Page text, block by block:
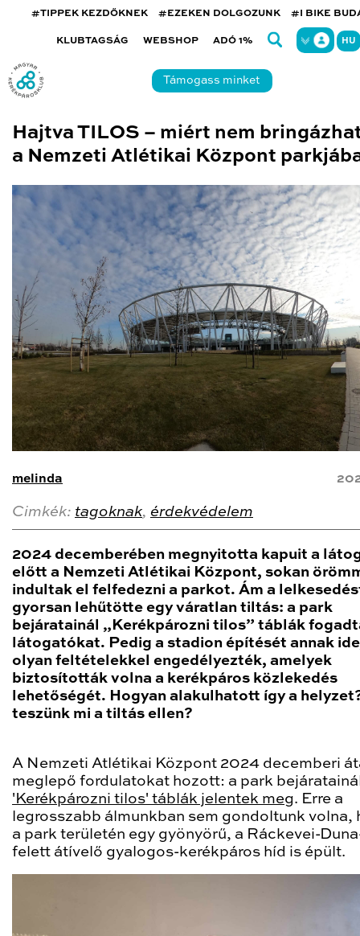
#TIPPEK KEZDŐKNEK #EZEKEN DOLGOZUNK #I BIKE
KLUBTAGSÁG WEBSHOP ADÓ 1% HU
Támogass minket
Hajtva TILOS – miért nem
a Nemzeti Atlétikai Központ
melinda
Cimkék: tagoknak, érdekvédelem
2024 decemberében megnyitotta kapuit a
előtt a Nemzeti Atlétikai Központ, sokan
indultak el felfedezni a parkot. Ám a
gyorsan lehűtötte egy váratlan tiltás: a park
bejáratainál „Kerékpározni tilos” táblák
látogatókat. Pedig a stadion építését annak
olyan feltételekkel engedélyezték, amelyek
biztosították volna a kerékpáros közlekedés
lehetőségét. Hogyan alakulhatott így a
teszünk mi a tiltás ellen?
A Nemzeti Atlétikai Központ 2024 decemberi
meglepő fordulatokat hozott: a park
'Kerékpározni tilos' táblák jelentek meg. Erre a
legrosszabb álmunkban sem gondoltunk volna,
a park területén egy gyönyörű, a Ráckevei-
felett átívelő gyalogos-kerékpáros híd is épült.